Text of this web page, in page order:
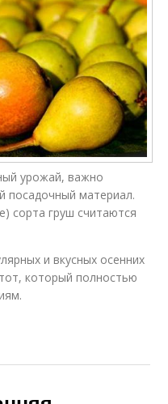
урожай, важно
посадочный материал.
сорта груш считаются
и вкусных осенних
который полностью